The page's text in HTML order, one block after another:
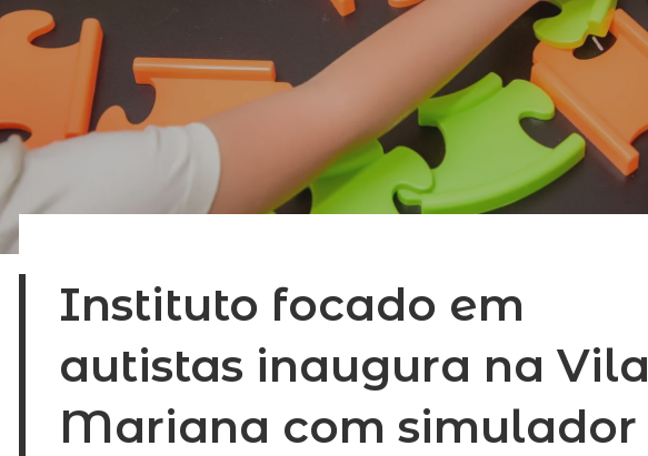
Instituto focado em
autistas inaugura na Vila
Mariana com simulador